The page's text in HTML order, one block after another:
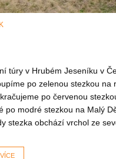
túry v Hrubém Jeseníku v
po zelenou stezkou na
po červenou
po modré stezkou na Malý
stezka obchází vrchol ze